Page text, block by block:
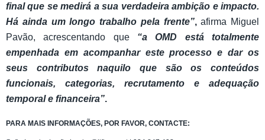
final que se medirá a sua verdadeira ambição e impacto.
Há ainda um longo trabalho pela frente”,afirma Miguel
Pavão, acrescentando que “a OMD está totalmente
empenhada em acompanhar este processo e dar os
seus contributos naquilo que são os conteúdos
funcionais, categorias, recrutamento e adequação
temporal e financeira”.
PARA MAIS INFORMAÇÕES, POR FAVOR, CONTACTE: